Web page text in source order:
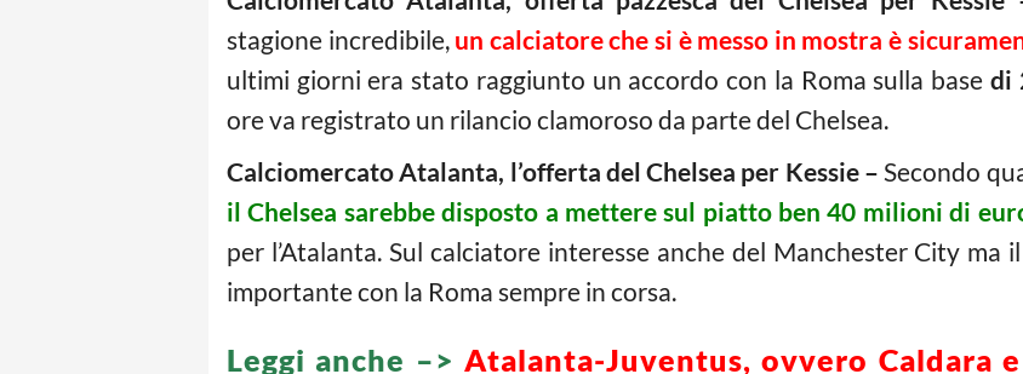
stagione incredibile,un calciatore che si è messo in mostra è
ultimi giorni era stato raggiunto un accordo con la Roma sulla base di
ore va registrato un rilancio clamoroso da parte del Chelsea.
Calciomercato Atalanta, l’offerta del Chelsea per Kessie – Secondo
il Chelsea sarebbe disposto a mettere sul piatto ben 40 milioni di
per l’Atalanta. Sul calciatore interesse anche del Manchester City
importante con la Roma sempre in corsa.
Leggi anche –> Atalanta-Juventus, ovvero Caldara